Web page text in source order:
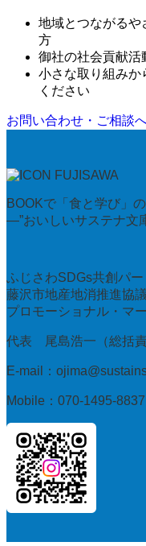
地域とつながるや
方
御社の社会貢献活
小さな取り組みか
ください
お問い合わせ・ご相談
BOOKで「食と学び」
—”おいしいサステナ文
ふじさわSDGs共創パー
藤沢市地産地消推進協
プロモーショナル・マ
代表 尾島浩一（総括責
E-mail：
Mobile：070-1495-8837